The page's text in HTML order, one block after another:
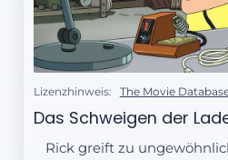
Lizenzhinweis: The Movie
Das Schweigen der
Rick greift zu